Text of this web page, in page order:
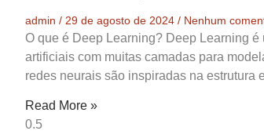
admin 29 de agosto de 2024 Nenhum
O que é Deep Learning? Deep Learning
artificiais com muitas camadas para
redes neurais são inspiradas na estrutura
Read More »